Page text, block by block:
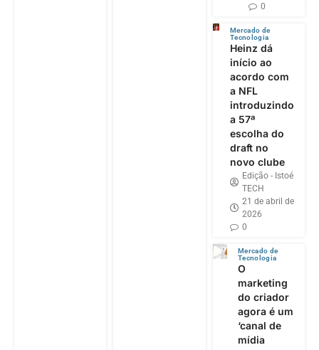
0
Mercado de
Tecnologia
Heinz dá
início ao
acordo com
a NFL
introduzindo
a 57ª
escolha do
draft no
novo clube
Edição - Istoé
TECH
21 de abril de
2026
0
Mercado de
Tecnologia
O
marketing
do criador
agora é um
‘canal de
mídia